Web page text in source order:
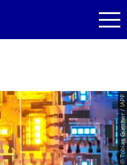
© Tobias Günther / IAPP